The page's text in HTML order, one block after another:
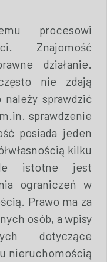
procesowi
Znajomość
działanie.
nie zdają
sprawdzić
sprawdzenie
posiada jeden
kilku
istotne jest
ograniczeń w
Prawo ma za
osób, a wpisy
dotyczące
nieruchomością